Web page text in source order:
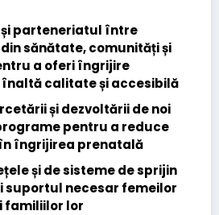
parteneriatul între
sănătate, comunități și
a oferi îngrijire
calitate și accesibilă
și dezvoltării de noi
pentru a reduce
îngrijirea prenatală
și de sisteme de sprijin
suportul necesar femeilor
familiilor lor